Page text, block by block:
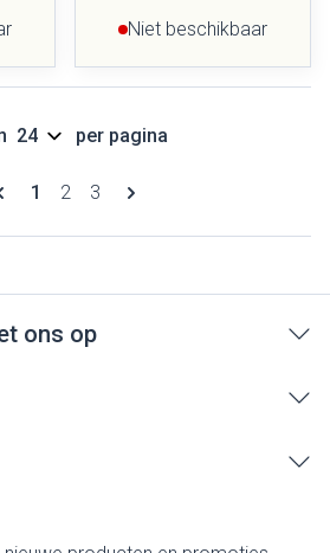
Niet beschikbaar
Pagina's
U lees momenteel pagina
1 Pagina
2 Pagina
3
per pagina
ons op